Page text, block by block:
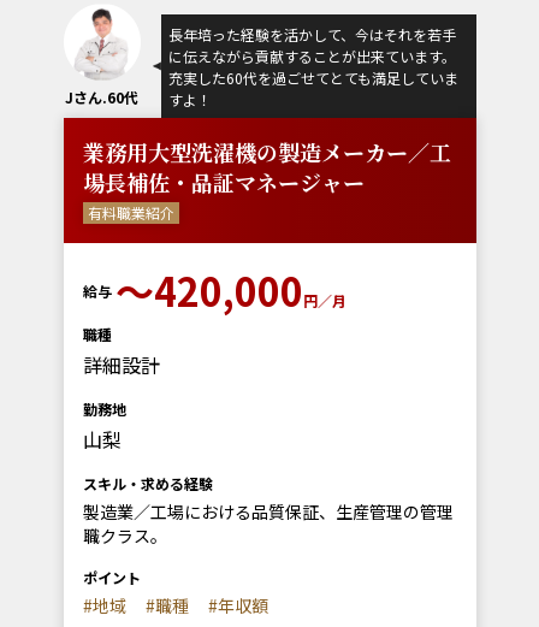
Jさん.60代
長年培った経験を活かして、今はそれを若手
に伝えながら貢献することが出来ています。
充実した60代を過ごせてとても満足していま
すよ！
業務用大型洗濯機の製造メーカー／工
場長補佐・品証マネージャー
有料職業紹介
給与 〜420,000円／月
職種
詳細設計
勤務地
山梨
スキル・求める経験
製造業／工場における品質保証、生産管理の管理
職クラス。
ポイント
#地域 #職種 #年収額